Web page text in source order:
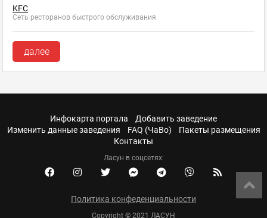
KFC
Сеть ресторанов быстрого обслуживания
далее
Инфокарта портала
Добавить заведение
Изменить данные заведения
FAQ (ЧаВо)
Пакеты размещения
Контакты
Ласун в соцсетях:
Политика конфеденциальности
Copyright © 2021 ЛАСУН